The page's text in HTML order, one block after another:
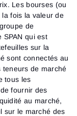
Les bourses (ou
fois la valeur de
de
SPAN qui est
sur la
sont connectés au
teneurs de marché
tous les
fournir des
au marché,
sur le marché des